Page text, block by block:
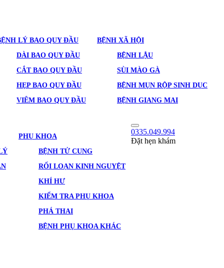
LÝ BAO QUY ĐẦU
DÀI BAO QUY ĐẦU
CẮT BAO QUY ĐẦU
HẸP BAO QUY ĐẦU
VIÊM BAO QUY ĐẦU
BỆNH XÃ HỘI
BỆNH LẬU
SÙI MÀO GÀ
BỆNH MỤN RỘP SINH DỤC
BỆNH GIANG MAI
PHỤ KHOA
BỆNH TỬ CUNG
RỐI LOẠN KINH NGUYỆT
KHÍ HƯ
KIỂM TRA PHỤ KHOA
PHÁ THAI
BỆNH PHỤ KHOA KHÁC
0335.049.994
Đặt hẹn khám